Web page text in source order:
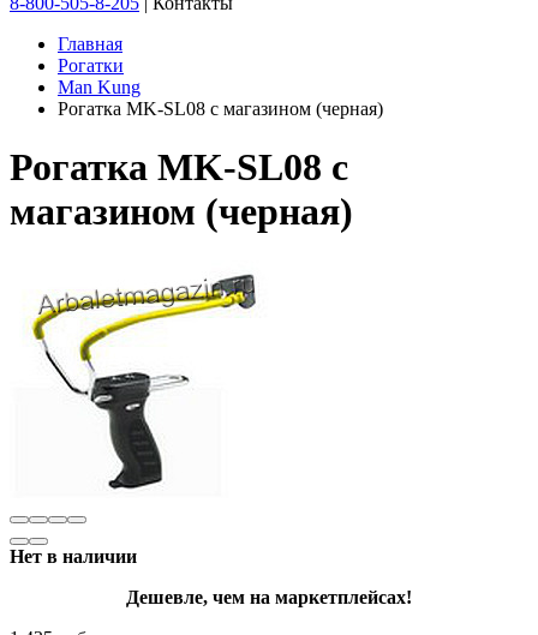
Главная
Рогатки
Man Kung
Рогатка MK-SL08 с магазином (черная)
Рогатка MK-SL08 с
магазином (черная)
Нет в наличии
Дешевле, чем на маркетплейсах!